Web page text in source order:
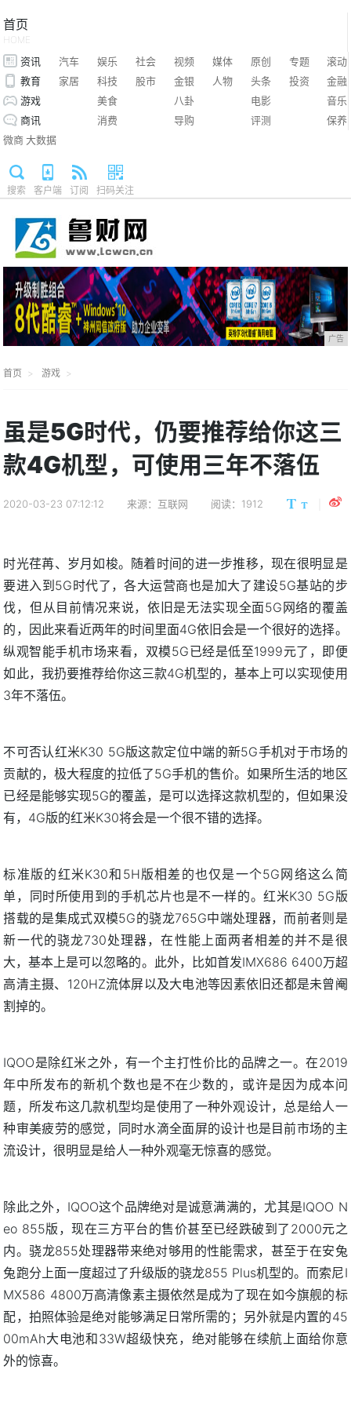
首页
HOME
资讯 汽车 娱乐 社会 视频 媒体 原创 专题
滚动
教育
家居 科技 股市 金银 人物 头条 投资
金融
游戏
美食 八卦 电影
音乐
商讯
消费 导购 评测
保养
微商 大数据
搜索 客户端 订阅 扫码关注
广告
首页 游戏
虽是5G时代，仍要推荐给你这三
款4G机型，可使用三年不落伍
2020-03-23 07:12:12 来源：互联网 阅读：1912
时光荏苒、岁月如梭。随着时间的进一步推移，现在很明显是
要进入到5G时代了，各大运营商也是加大了建设5G基站的步
伐，但从目前情况来说，依旧是无法实现全面5G网络的覆盖
的，因此来看近两年的时间里面4G依旧会是一个很好的选择。
纵观智能手机市场来看，双模5G已经是低至1999元了，即便
如此，我扔要推荐给你这三款4G机型的，基本上可以实现使用
3年不落伍。
不可否认红米K30 5G版这款定位中端的新5G手机对于市场的
贡献的，极大程度的拉低了5G手机的售价。如果所生活的地区
已经是能够实现5G的覆盖，是可以选择这款机型的，但如果没
有，4G版的红米K30将会是一个很不错的选择。
标准版的红米K30和5H版相差的也仅是一个5G网络这么简
单，同时所使用到的手机芯片也是不一样的。红米K30 5G版
搭载的是集成式双模5G的骁龙765G中端处理器，而前者则是
新一代的骁龙730处理器，在性能上面两者相差的并不是很
大，基本上是可以忽略的。此外，比如首发IMX686 6400万超
高清主摄、120HZ流体屏以及大电池等因素依旧还都是未曾阉
割掉的。
IQOO是除红米之外，有一个主打性价比的品牌之一。在2019
年中所发布的新机个数也是不在少数的，或许是因为成本问
题，所发布这几款机型均是使用了一种外观设计，总是给人一
种审美疲劳的感觉，同时水滴全面屏的设计也是目前市场的主
流设计，很明显是给人一种外观毫无惊喜的感觉。
除此之外，IQOO这个品牌绝对是诚意满满的，尤其是IQOO N
eo 855版，现在三方平台的售价甚至已经跌破到了2000元之
内。骁龙855处理器带来绝对够用的性能需求，甚至于在安兔
兔跑分上面一度超过了升级版的骁龙855 Plus机型的。而索尼I
MX586 4800万高清像素主摄依然是成为了现在如今旗舰的标
配，拍照体验是绝对能够满足日常所需的；另外就是内置的45
00mAh大电池和33W超级快充，绝对能够在续航上面给你意
外的惊喜。